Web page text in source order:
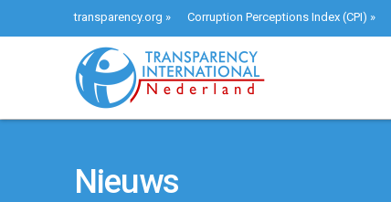
transparency.org » Corruption Perceptions Index (CPI) »
Nieuws